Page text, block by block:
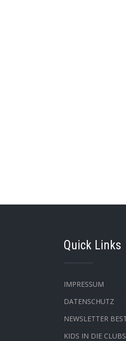
Quick Links
IMPRESSUM
DATENSCHUTZ
NEWSLETTER
KIDS IN DIE CLUBS